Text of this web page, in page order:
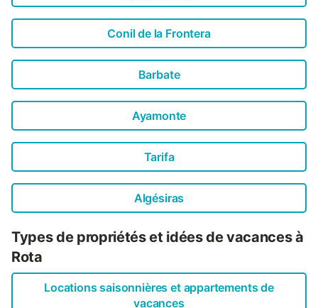
Conil de la Frontera
Barbate
Ayamonte
Tarifa
Algésiras
Types de propriétés et idées de vacances à
Rota
Locations saisonnières et appartements de
vacances